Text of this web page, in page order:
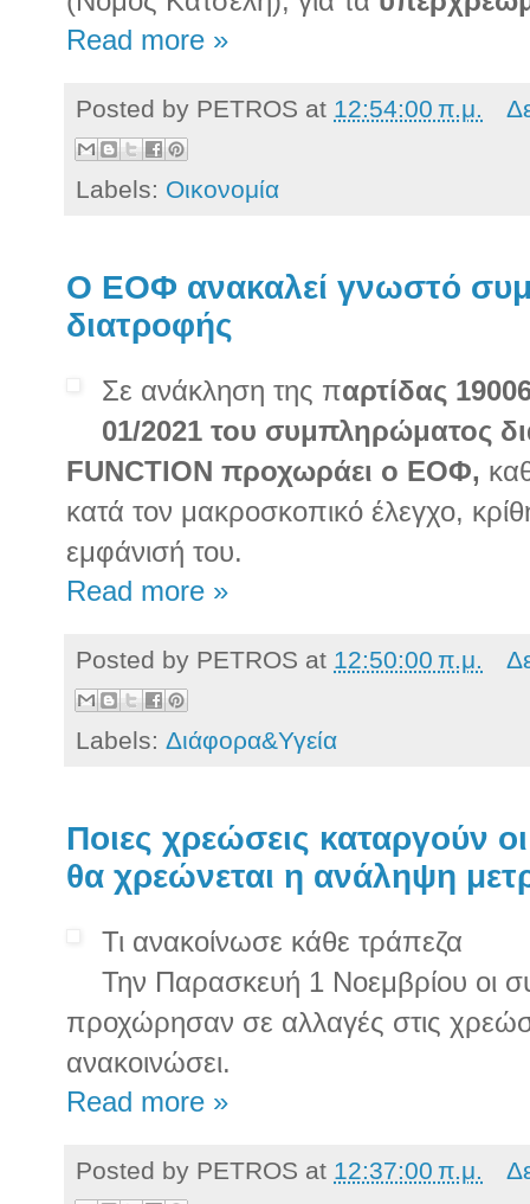
Read more »
Posted by PETROS at 12:54:00 π.μ.
Labels: Οικονομία
Ο ΕΟΦ ανακαλεί γνωστό
διατροφής
Σε ανάκληση της παρτίδας
01/2021 του συμπληρώματος
FUNCTION προχωράει ο ΕΟΦ,
κατά τον μακροσκοπικό έλεγχο,
εμφάνισή του.
Read more »
Posted by PETROS at 12:50:00 π.μ.
Labels: Διάφορα&Υγεία
Ποιες χρεώσεις καταργούν
θα χρεώνεται η ανάληψη
Τι ανακοίνωσε κάθε τράπεζα
Την Παρασκευή 1 Νοεμβρίου οι
προχώρησαν σε αλλαγές στις
ανακοινώσει.
Read more »
Posted by PETROS at 12:37:00 π.μ.